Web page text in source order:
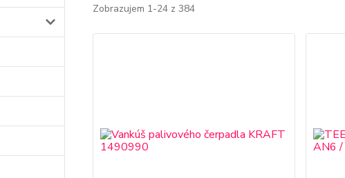
Zobrazujem 1-24 z 384